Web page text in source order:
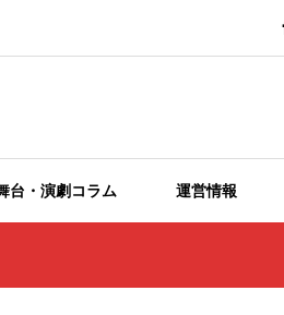
台・演劇コラム 運営情報